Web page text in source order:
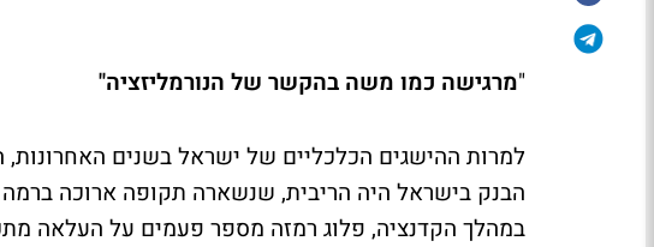
"מרגישה כמו משה בהקשר של הנורמליזציה"
למרות ההישגים הכלכליים של ישראל בשנים האחרונות,
הבנק בישראל היה הריבית, שנשארה תקופה ארוכה
במהלך הקדנציה, פלוג רמזה מספר פעמים על העלאה